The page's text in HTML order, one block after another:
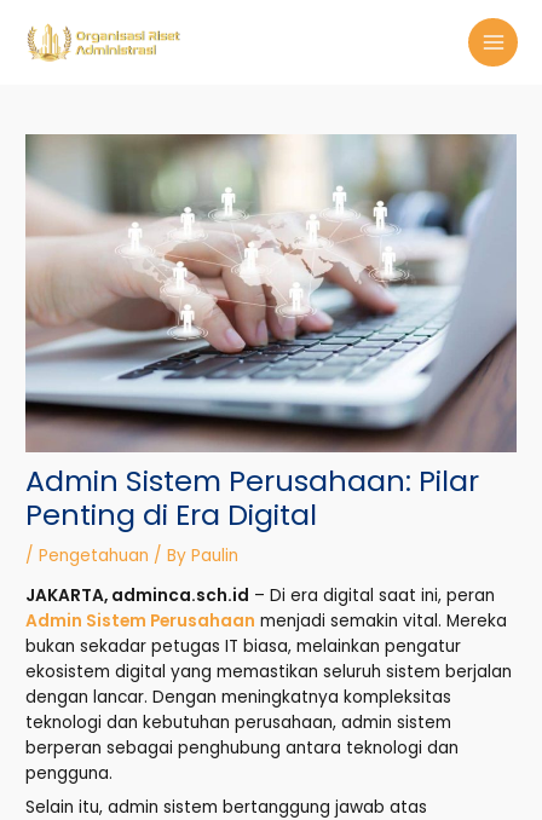
content
Admin Sistem Perusahaan: Pilar
Penting di Era Digital
/Pengetahuan / ByPaulin
JAKARTA, adminca.sch.id – Di era digital saat ini, peran
Admin Sistem Perusahaan menjadi semakin vital. Mereka
bukan sekadar petugas IT biasa, melainkan pengatur
ekosistem digital yang memastikan seluruh sistem berjalan
dengan lancar. Dengan meningkatnya kompleksitas
teknologi dan kebutuhan perusahaan, admin sistem
berperan sebagai penghubung antara teknologi dan
pengguna.
Selain itu, admin sistem bertanggung jawab atas
navigation